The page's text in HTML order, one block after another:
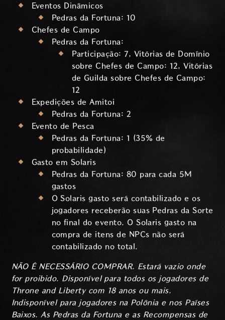
Eventos Dinâmicos
Pedras da Fortuna: 10
Chefes de Campo
Pedras da Fortuna:
Participação: 7, Vitórias de Domínio
sobre Chefes de Campo: 12, Vitórias
de Guilda sobre Chefes de Campo:
12
Expedições de Amitoi
Pedras da Fortuna: 2
Evento de Pesca
Pedras da Fortuna: 1 (35% de
probabilidade)
Gasto em Solaris
Pedras da Fortuna: 80 para cada 5M
gastos
O Solaris gasto será contabilizado e os
jogadores receberão suas Pedras da Sorte
no final do evento. O Solaris gasto na
compra de itens de NPCs não será
contabilizado no total.
NÃO É NECESSÁRIO COMPRAR. Estará vazio onde
for proibido. Disponível para todos os jogadores de
Throne and Liberty com 18 anos ou mais.
Indisponível para jogadores na Polônia e nos Países
Baixos. As Pedras da Fortuna e as Recompensas de